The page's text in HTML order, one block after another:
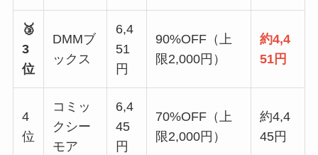
🥉
3
位
DMMブ
ックス
6,4
51
円
90%OFF（上
限2,000円）
約4,4
51円
4
位
コミッ
クシー
モア
6,4
45
円
70%OFF（上
限2,000円）
約4,4
45円